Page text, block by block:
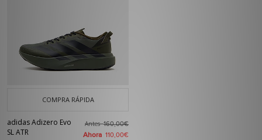
COMPRA RÁPIDA
adidas Adizero Evo
SL ATR
Antes160,00€
Ahora 110,00€